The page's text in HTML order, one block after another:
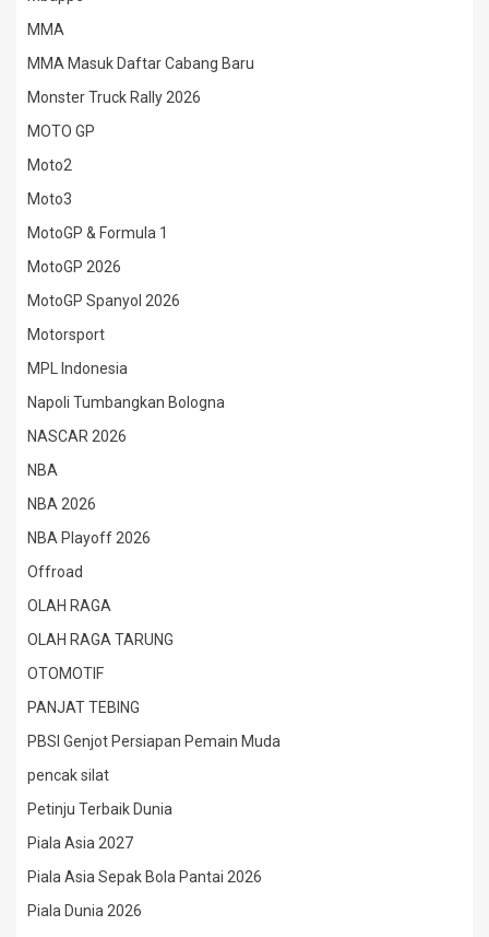
MMA
MMA Masuk Daftar Cabang Baru
Monster Truck Rally 2026
MOTO GP
Moto2
Moto3
MotoGP & Formula 1
MotoGP 2026
MotoGP Spanyol 2026
Motorsport
MPL Indonesia
Napoli Tumbangkan Bologna
NASCAR 2026
NBA
NBA 2026
NBA Playoff 2026
Offroad
OLAH RAGA
OLAH RAGA TARUNG
OTOMOTIF
PANJAT TEBING
PBSI Genjot Persiapan Pemain Muda
pencak silat
Petinju Terbaik Dunia
Piala Asia 2027
Piala Asia Sepak Bola Pantai 2026
Piala Dunia 2026